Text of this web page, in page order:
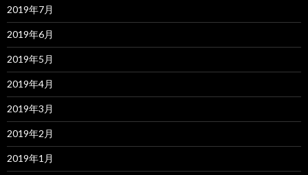
2019年7月
2019年6月
2019年5月
2019年4月
2019年3月
2019年2月
2019年1月